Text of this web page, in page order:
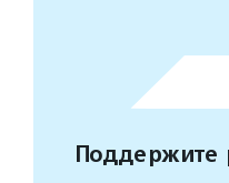
Поддержите